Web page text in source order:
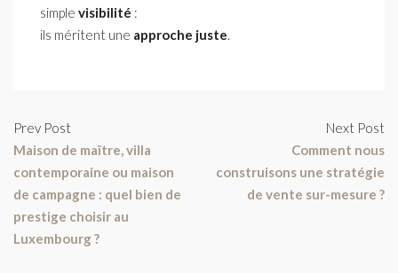
simple visibilité :
ils méritent une approche juste.
Prev Post
Maison de maître, villa
contemporaine ou maison
de campagne : quel bien de
prestige choisir au
Luxembourg ?
Next Post
Comment nous
construisons une stratégie
de vente sur-mesure ?